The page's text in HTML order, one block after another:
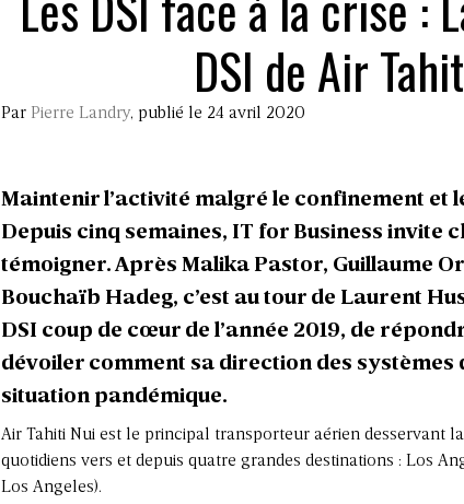
DSI de Air
Par Pierre Landry, publié le 24 avril 2020
Maintenir l’activité malgré le confinement et
Depuis cinq semaines, IT for Business invite
témoigner. Après Malika Pastor, Guillaume
Bouchaïb Hadeg, c’est au tour de Laurent
DSI coup de cœur de l’année 2019, de
dévoiler comment sa direction des systèmes
situation pandémique.
Air Tahiti Nui est le principal transporteur aérien desservant
quotidiens vers et depuis quatre grandes destinations : Los
Los Angeles).